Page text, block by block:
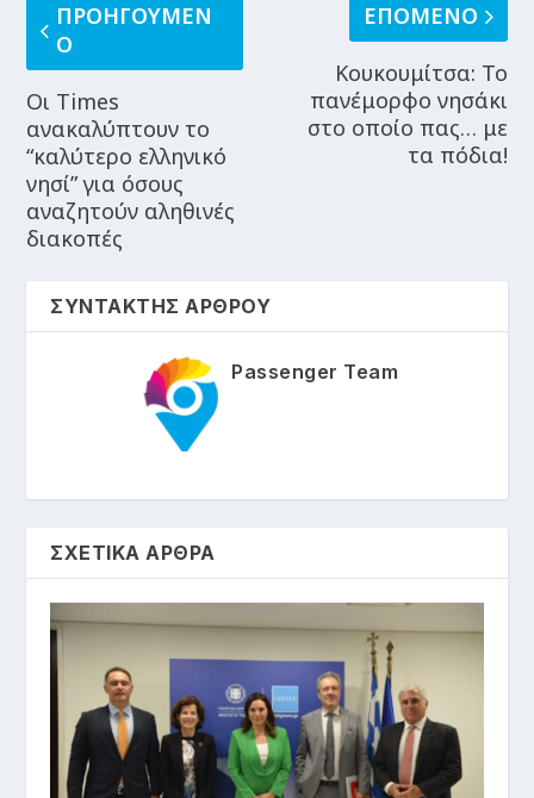
ΠΡΟΗΓΟΥΜΕΝ
Ο
Οι Times
ανακαλύπτουν το
“καλύτερο ελληνικό
νησί” για όσους
αναζητούν αληθινές
διακοπές
ΕΠΟΜΕΝΟ
Κουκουμίτσα: Το
πανέμορφο νησάκι
στο οποίο πας… με
τα πόδια!
ΣΥΝΤΑΚΤΗΣ ΑΡΘΡΟΥ
Passenger Team
ΣΧΕΤΙΚΑ ΑΡΘΡΑ